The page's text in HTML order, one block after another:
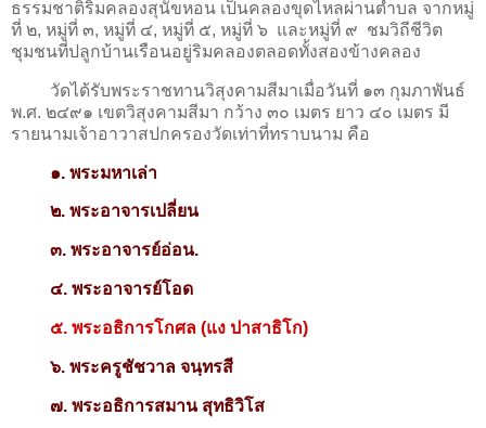
ธรรมชาติริมคลองสุนัขหอน เป็นคลองขุดไหลผ่านตำบล จากหมู่
ที่ ๒, หมู่ที่ ๓, หมู่ที่ ๔, หมู่ที่ ๕, หมู่ที่ ๖ และหมู่ที่ ๙ ชมวิถีชีวิต
ชุมชนที่ปลูกบ้านเรือนอยู่ริมคลองตลอดทั้งสองข้างคลอง
วัดได้รับพระราชทานวิสุงคามสีมาเมื่อวันที่ ๑๓ กุมภาพันธ์
พ.ศ. ๒๔๙๑ เขตวิสุงคามสีมา กว้าง ๓๐ เมตร ยาว ๔๐ เมตร มี
รายนามเจ้าอาวาสปกครองวัดเท่าที่ทราบนาม คือ
๑. พระมหาเล่า
๒. พระอาจารเปลี่ยน
๓. พระอาจารย์อ่อน.
๔. พระอาจารย์โอด
๕. พระอธิการโกศล (แง ปาสาธิโก)
๖. พระครูชัชวาล จนฺทรสี
๗. พระอธิการสมาน สุทธิวิโส